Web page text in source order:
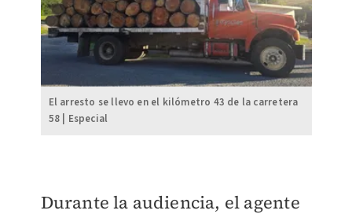
El arresto se llevo en el kilómetro 43 de la carretera
58 | Especial
Durante la audiencia, el agente